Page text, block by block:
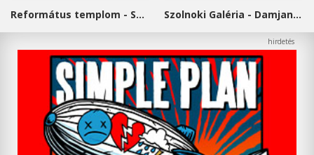
Református templom - Salgótarján Szolnoki Galéria - Damjanich János Múzeum